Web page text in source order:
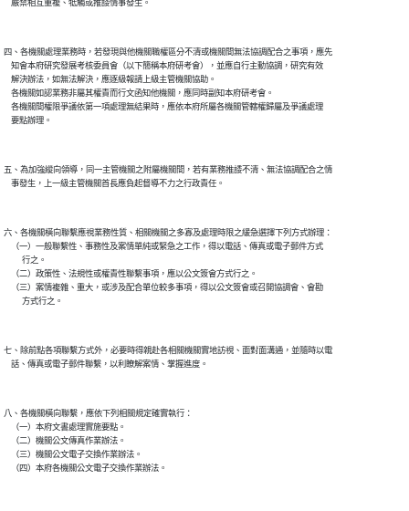
四、各機關處理業務時，若發現與他機關職權區分不清或機關間無法協調配合之事項，應先
    知會本府研究發展考核委員會（以下簡稱本府研考會），並應自行主動協調，研究有效
    解決辦法，如無法解決，應逐級報請上級主管機關協助。
    各機關如認業務非屬其權責而行文函知他機關，應同時副知本府研考會。
    各機關間權限爭議依第一項處理無結果時，應依本府所屬各機關管轄權歸屬及爭議處理
五、為加強縱向領導，同一主管機關之附屬機關間，若有業務推諉不清、無法協調配合之情
六、各機關橫向聯繫應視業務性質、相關機關之多寡及處理時限之緩急選擇下列方式辦理：
    （一）一般聯繫性、事務性及案情單純或緊急之工作，得以電話、傳真或電子郵件方式
          行之。
    （二）政策性、法規性或權責性聯繫事項，應以公文簽會方式行之。
    （三）案情複雜、重大，或涉及配合單位較多事項，得以公文簽會或召開協調會、會勘
七、除前點各項聯繫方式外，必要時得親赴各相關機關實地訪視、面對面溝通，並隨時以電
八、各機關橫向聯繫，應依下列相關規定確實執行：
    （一）本府文書處理實施要點。
    （二）機關公文傳真作業辦法。
    （三）機關公文電子交換作業辦法。